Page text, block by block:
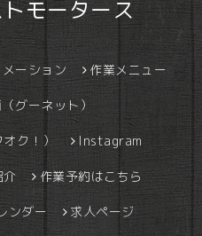
モータース
ーション 作業メニュー
グーネット）
オク！） Instagram
介 作業予約はこちら
ンダー 求人ページ